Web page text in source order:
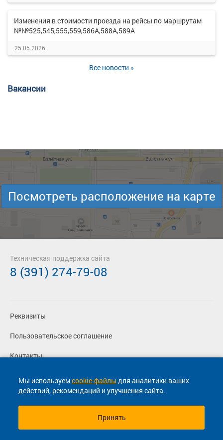
Изменения в стоимости проезда на рейсы по маршрутам
№№525,545,555,559,586А,588А,589А
25.05.2026
Все новости »
Вакансии
Мы используемcookie-файлы для аналитики ваших
действий, рекомендаций и улучшения сайта.
Принять
Посмотреть расположение на карте
Реквизиты
Пользовательское соглашение
Контакты
Политика конфиденциальности
Перевозчикам
Техническая поддержка сайта
8 (391) 274-79-08
© 2013-2026, ООО "Капитал"- Онлайн сервис продажи